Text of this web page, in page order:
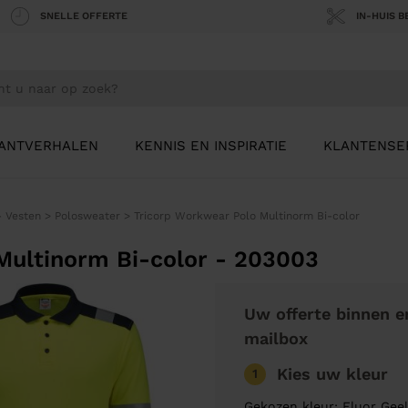
SNELLE OFFERTE IN-HUIS
KENNIS EN INSPIRATIE
Vesten > Polosweater > Tricorp Workwear Polo Multinorm Bi-color
Bi-color - 203003
Uw offerte binnen
mailbox
1 Kies uw kleur